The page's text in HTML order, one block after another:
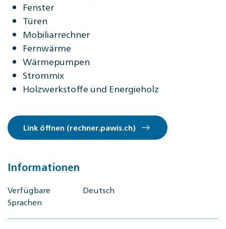
Fenster
Türen
Mobiliarrechner
Fernwärme
Wärmepumpen
Strommix
Holzwerkstoffe und Energieholz
Link öffnen (rechner.pawis.ch)
Informationen
Verfügbare
Sprachen
Deutsch